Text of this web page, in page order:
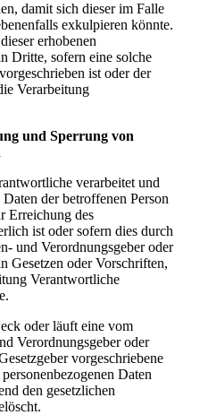
damit sich dieser im Falle
exkulpieren könnte.
erhobenen
Dritte, sofern eine solche
ist oder der
Verarbeitung
und Sperrung von
verarbeitet und
der betroffenen Person
Erreichung des
ist oder sofern dies durch
und Verordnungsgeber oder
Gesetzen oder Vorschriften,
Verantwortliche
oder läuft eine vom
Verordnungsgeber oder
vorgeschriebene
Daten
den gesetzlichen